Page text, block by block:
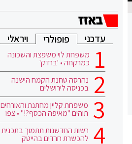
עדכני פופולרי ויראלי
משפחת לוי משפצת והשכונה
כמרקחה • 'ברדק'
נהרסה טחנת הקמח הישנה
בכניסה לירושלים
משפחת קליין מחתנת והאורחים
תוהים "מאיפה הכסף?!" • צפו
רשות החדשנות תתמוך בתכנית
להכשרת חרדים בהייטק